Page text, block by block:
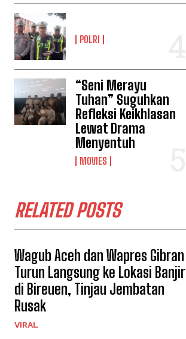
POLRI
“Seni Merayu
Tuhan” Suguhkan
Refleksi Keikhlasan
Lewat Drama
Menyentuh
MOVIES
RELATED POSTS
Wagub Aceh dan Wapres Gibran
Turun Langsung ke Lokasi Banjir
di Bireuen, Tinjau Jembatan
Rusak
VIRAL